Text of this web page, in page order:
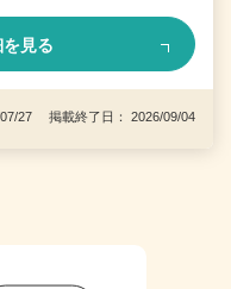
見る
07/27 掲載終了日： 2026/09/04